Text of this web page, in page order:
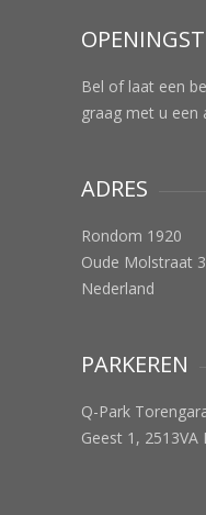
Bel of laat een
graag met u een
ADRES
Rondom 1920
Oude Molstraat
Nederland
PARKEREN
Q-Park
Geest 1, 2513VA